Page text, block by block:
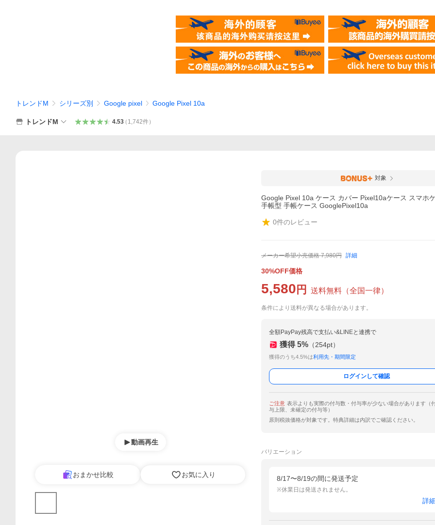
トレンドM シリーズ別 Google pixel Google Pixel 10a
トレンドM 4.53（ 1,742件）
動画再生
おまかせ比較 お気に入り
対象
Google Pixel 10a ケース カバー Pixel10aケース スマホ
手帳型 手帳ケース GooglePixel10a
0件のレビュー
メーカー希望小売価格 7,980円 詳細
30%OFF価格
5,580 円 送料無料 （全国一律）
条件により送料が異なる場合があります。
全額PayPay残高で支払い&LINEと連携で
獲得 5% （254pt）
獲得のうち4.5%は利用先・期間限定
ログインして確認
ご注意 表示よりも実際の付与数・付与率が少ない場合があります（
与上限、未確定の付与等）
原則税抜価格が対象です。特典詳細は内訳でご確認ください。
バリエーション
8/17〜8/19の間に発送予定
※休業日は発送されません。
詳